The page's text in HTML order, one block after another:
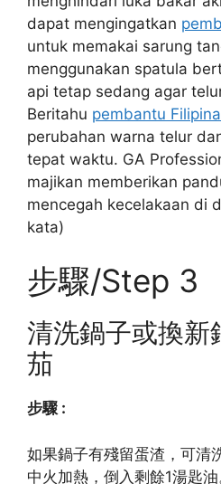
dapat mengingatkan
untuk memakai sarung
menggunakan spatula
api tetap sedang agar
Beritahu pembantu Filipina
perubahan warna telur
tepat waktu. GA
majikan memberikan
mencegah kecelakaan di
kata)
步驟/Step 3
清洗鍋子或換新
茄
步驟 :
如果鍋子有殘留蛋渣，可清
中火加熱，倒入剩餘1湯匙